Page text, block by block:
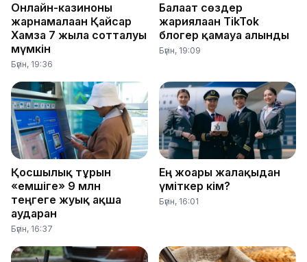
Онлайн-казиноны
жарнамалаған Қайсар
Хамза 7 жылға сотталуы
мүмкін
Бүгін, 19:36
Балағат сөздер
жариялаған TikTok
блогер қамауға алынды
Бүгін, 19:09
Қосшылық тұрғын
«емшіге» 9 млн
теңгеге жуық ақша
аударған
Бүгін, 16:37
Ең жоғары жалақыдан
үміткер кім?
Бүгін, 16:01